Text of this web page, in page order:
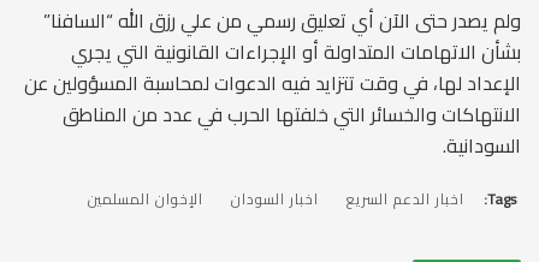
ولم يصدر حتى الآن أي تعليق رسمي من علي رزق الله “السافنا”
بشأن الاتهامات المتداولة أو الإجراءات القانونية التي يجري
الإعداد لها، في وقت تتزايد فيه الدعوات لمحاسبة المسؤولين عن
الانتهاكات والخسائر التي خلفتها الحرب في عدد من المناطق
السودانية.
Tags: اخبار الدعم السريع اخبار السودان الإخوان المسلمين